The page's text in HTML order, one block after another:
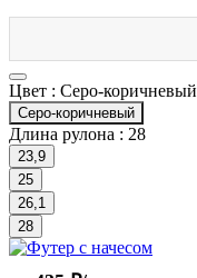
Цвет : Серо-коричневый
Серо-коричневый
Длина рулона : 28
23,9
25
26,1
28